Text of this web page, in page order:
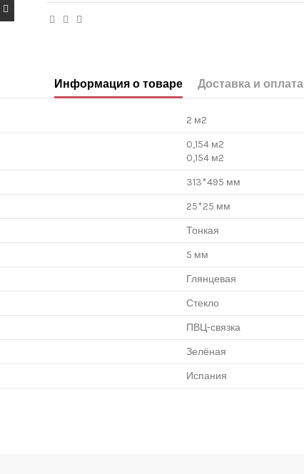
Информация о товаре Доставка и оплата
2 м2
0,154 м2
0,154 м2
313*495 мм
25*25 мм
Тонкая
5 мм
Глянцевая
Стекло
ПВЦ-связка
Зелёная
Испания